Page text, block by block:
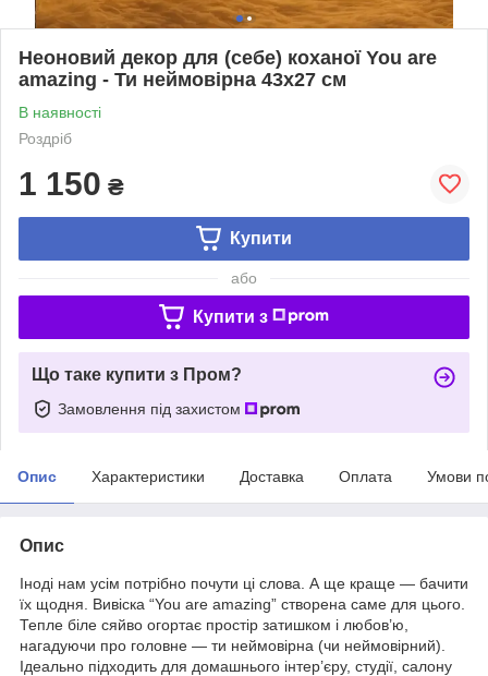
Неоновий декор для (себе) коханої You are
amazing - Ти неймовірна 43x27 см
В наявності
Роздріб
1 150 ₴
Купити
або
Купити з
Що таке купити з Пром?
Замовлення під захистом
Опис Характеристики Доставка Оплата Умови
Опис
Іноді нам усім потрібно почути ці слова. А ще краще — бачити
їх щодня. Вивіска “You are amazing” створена саме для цього.
Тепле біле сяйво огортає простір затишком і любов’ю,
нагадуючи про головне — ти неймовірна (чи неймовірний).
Ідеально підходить для домашнього інтер’єру, студії, салону